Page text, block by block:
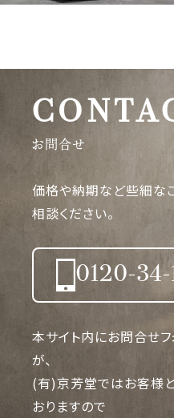
お問合せ
価格や納期など些細な
相談ください。
0120-34-
本サイト内にお問合せ
が、
(有)京芳堂ではお客様
おりますので